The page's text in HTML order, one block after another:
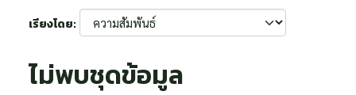
เรียงโดย
ไม่พบชุดข้อมูล